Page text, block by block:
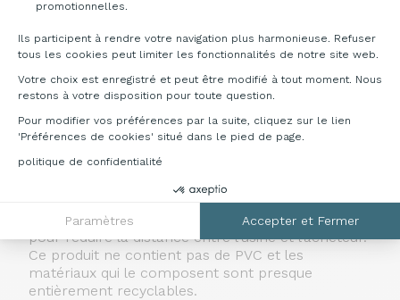
promotionnelles.
Ils participent à rendre votre navigation plus harmonieuse. Refuser
tous les cookies peut limiter les fonctionnalités de notre site web.
Votre choix est enregistré et peut être modifié à tout moment. Nous
restons à votre disposition pour toute question.
Pour modifier vos préférences par la suite, cliquez sur le lien
'Préférences de cookies' situé dans le pied de page.
politique de confidentialité
Paramètres Accepter et Fermer
Pour créer le siège Sayl, Yves Béhar s’est inspiré
du principe des ponts suspendus, ces
remarquables structures qui offrent des
performances optimales tout en utilisant un
minimum de matériaux. Le design Eco-
Dematerialized du siège de travail utilise moins de
d’offrir un soutien ergonomique aux personnes
pesant jusqu’à 159 kg.
Les sièges Sayl sont fabriqués sur trois continents
pour réduire la distance entre l’usine et l’acheteur.
Ce produit ne contient pas de PVC et les
matériaux qui le composent sont presque
entièrement recyclables.